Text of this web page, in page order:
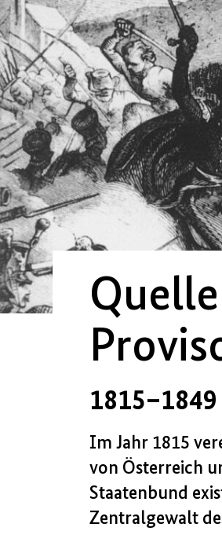
1815–1849
Im Jahr 1815
von Österreich
Staatenbund
Zentralgewalt